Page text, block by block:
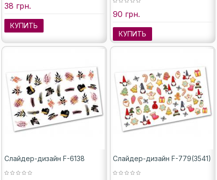
38 грн.
КУПИТЬ
90 грн.
КУПИТЬ
Слайдер-дизайн F-6138 Слайдер-дизайн F-779(3541)